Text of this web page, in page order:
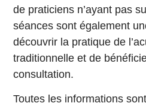
de praticiens n’ayant pas
séances sont également
découvrir la pratique de
traditionnelle et de
consultation.
Toutes les informations